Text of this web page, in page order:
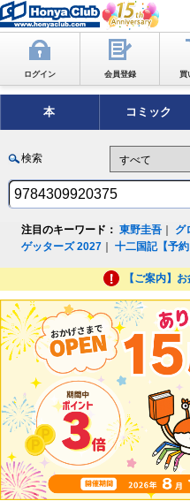
ログイン 会員登録 買
本 コミック
検索
注目のキーワード： 東野圭吾 グ
ゲッターズ 2027 ｜十二国記【予約
【ご案内】